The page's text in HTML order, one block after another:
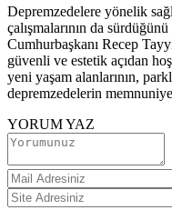
Depremzedelere yönelik
çalışmalarının da
Cumhurbaşkanı Recep
güvenli ve estetik açıdan
yeni yaşam alanlarının,
depremzedelerin
YORUM YAZ